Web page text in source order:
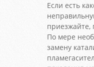
Если есть
приезжайте,
По мере
замену